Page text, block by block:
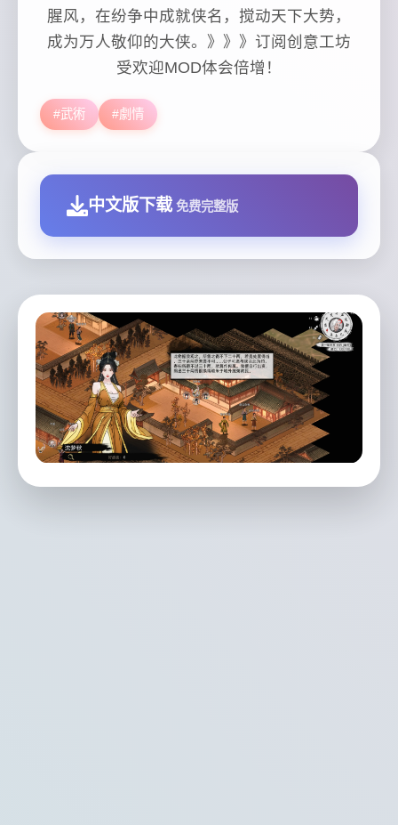
腥风，在纷争中成就侠名，搅动天下大势，
成为万人敬仰的大侠。》》》订阅创意工坊
受欢迎MOD体会倍增！
#武術 #劇情
中文版下载 免费完整版